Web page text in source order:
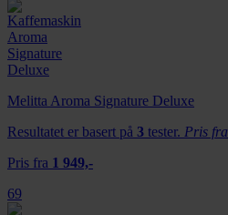
Melitta Aroma Signature Deluxe
Resultatet er basert på 3 tester. Pris fra
Pris fra 1 949,-
69